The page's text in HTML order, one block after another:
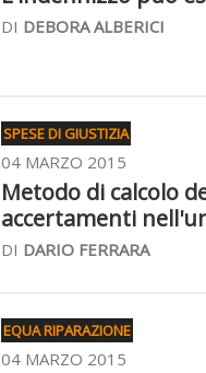
DI DEBORA ALBERICI
SPESE DI GIUSTIZIA
04 MARZO 2015
Metodo di calcolo
accertamenti
DI DARIO FERRARA
EQUA RIPARAZIONE
04 MARZO 2015